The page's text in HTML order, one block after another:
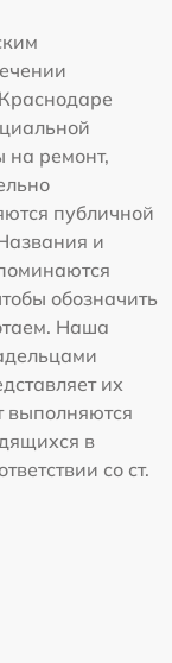
на ремонт,
публичной
и
обозначить
Наша
их
выполняются
в
со ст.